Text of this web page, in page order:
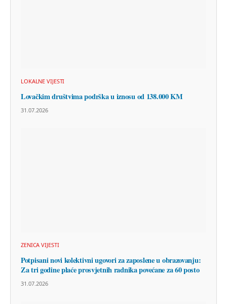
LOKALNE VIJESTI
Lovačkim društvima podrška u iznosu od 138.000 KM
31.07.2026
ZENICA VIJESTI
Potpisani novi kolektivni ugovori za zaposlene u obrazovanju:
Za tri godine plaće prosvjetnih radnika povećane za 60 posto
31.07.2026